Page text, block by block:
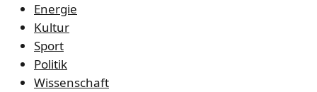
Energie
Kultur
Sport
Politik
Wissenschaft